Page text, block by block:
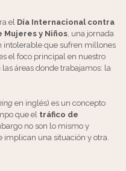
el Día Internacional contra
Mujeres y Niños, una jornada
intolerable que sufren millones
el foco principal en nuestro
áreas donde trabajamos: la
en inglés) es un concepto
que el tráfico de
no son lo mismo y
implican una situación y otra.